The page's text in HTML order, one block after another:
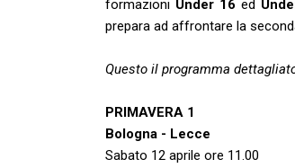
formazioni Under 16ed
prepara ad affrontare la
Questo il programma
PRIMAVERA 1
Bologna - Lecce
Sabato 12 aprile ore 11.00